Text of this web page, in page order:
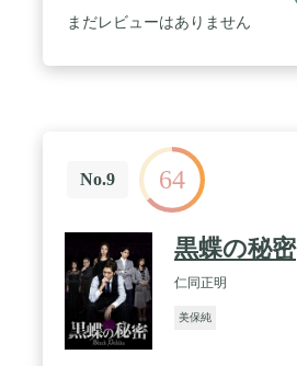
まだレビューはありません
No.9 64
黒蝶の秘密
仁同正明
美保純